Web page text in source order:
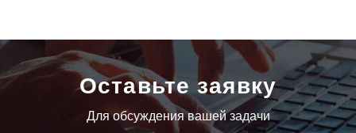
Ёмкость аккумулятора..........1100 mAh
Подключение зарядного
устройства...........................есть
Оставьте заявку
Для обсуждения вашей задачи